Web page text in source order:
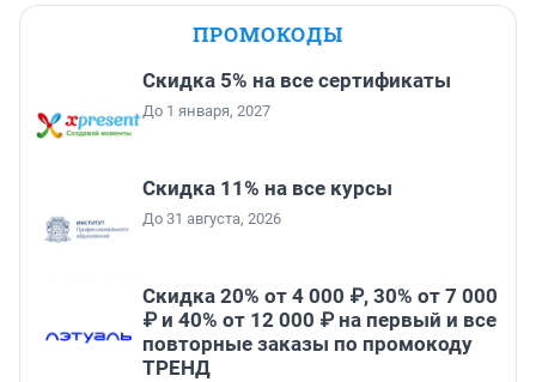
ПРОМОКОДЫ
Скидка 5% на все сертификаты
До 1 января, 2027
Скидка 11% на все курсы
До 31 августа, 2026
Скидка 20% от 4 000 ₽, 30% от 7 000
₽ и 40% от 12 000 ₽ на первый и все
повторные заказы по промокоду
ТРЕНД